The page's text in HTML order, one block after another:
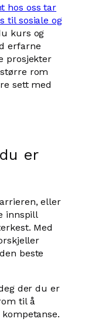
hos oss tar
til sosiale og
kurs og
erfarne
prosjekter
rom
sett med
er
eller
innspill
Med
beste
der du er
til å